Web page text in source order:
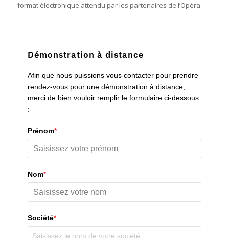
format électronique attendu par les partenaires de l’Opéra.
Démonstration à distance
Afin que nous puissions vous contacter pour prendre
rendez-vous pour une démonstration à distance,
merci de bien vouloir remplir le formulaire ci-dessous
:
Prénom*
Nom*
Société*